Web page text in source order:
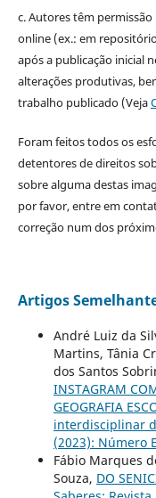
c. Autores têm
online (ex.: em
após a publicação inicial
alterações produtivas,
trabalho publicado (Veja
Foram feitos todos os
detentores de direitos
sobre alguma destas
por favor, entre em
correção num dos
Artigos
André Luiz da
Martins, Tânia
dos Santos
INSTAGRAM
GEOGRAFIA
interdisciplinar
(2023): Número
Fábio Marques
Souza, DO